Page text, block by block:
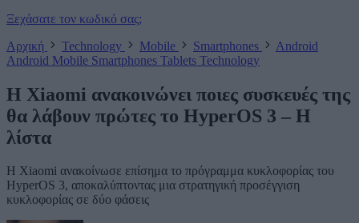
Ξεχάσατε τον κωδικό σας;
Αρχική
Technology Mobile Smartphones
Android
Android Mobile Smartphones Tablets Technology
Η Xiaomi ανακοινώνει ποιες συσκευές της
θα λάβουν πρώτες το HyperOS 3 – Η
λίστα
Η Xiaomi ανακοίνωσε επίσημα το πρόγραμμα κυκλοφορίας του
HyperOS 3, αποκαλύπτοντας μια στρατηγική προσέγγιση
κυκλοφορίας σε δύο φάσεις